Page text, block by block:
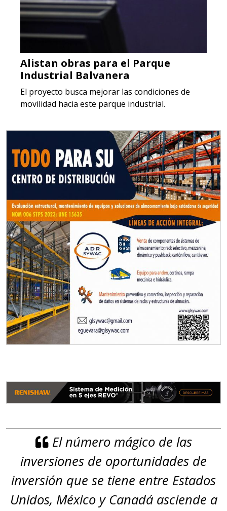
Alistan obras para el Parque
Industrial Balvanera
El proyecto busca mejorar las condiciones de
movilidad hacia este parque industrial.
El número mágico de las
inversiones de oportunidades de
inversión que se tiene entre Estados
Unidos, México y Canadá asciende a